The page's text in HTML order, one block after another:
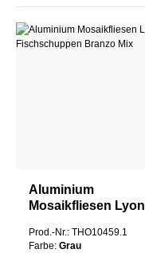
Aluminium
Mosaikfliesen Lyon
Branzo Mix
Prod.-Nr.: THO10459.1
Farbe: Grau